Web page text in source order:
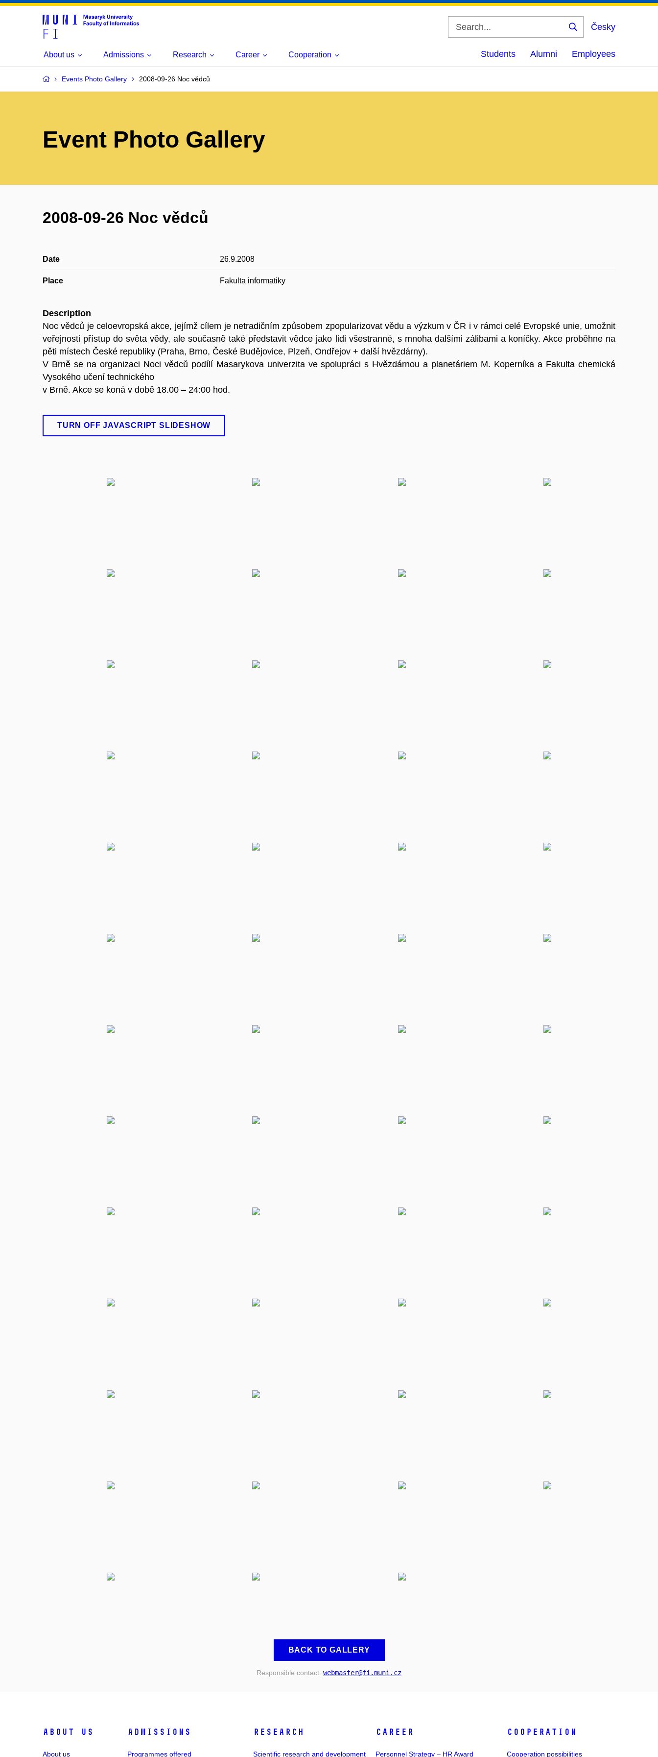
Česky
About us Admissions Research Career Cooperation Students Alumni Employees
Events Photo Gallery 2008-09-26 Noc vědců
Event Photo Gallery
2008-09-26 Noc vědců
Date 26.9.2008
Place Fakulta informatiky
Description
Noc vědců je celoevropská akce, jejímž cílem je netradičním způsobem zpopularizovat vědu a výzkum v ČR i v rámci celé Evropské unie, umožnit
veřejnosti přístup do světa vědy, ale současně také představit vědce jako lidi všestranné, s mnoha dalšími zálibami a koníčky. Akce proběhne na
pěti místech České republiky (Praha, Brno, České Budějovice, Plzeň, Ondřejov + další hvězdárny).
V Brně se na organizaci Noci vědců podílí Masarykova univerzita ve spolupráci s Hvězdárnou a planetáriem M. Koperníka a Fakulta chemická
Vysokého učení technického
v Brně. Akce se koná v době 18.00 – 24:00 hod.
TURN OFF JAVASCRIPT SLIDESHOW
BACK TO GALLERY
Responsible contact: webmaster@fi .muni .cz
ABOUT US
About us
ADMISSIONS
Programmes offered
RESEARCH
Scientific research and development
CAREER
Personnel Strategy – HR Award
COOPERATION
Cooperation possibilities